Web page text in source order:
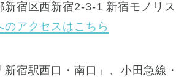
新宿区西新宿2-3-1 新宿モノリ
のアクセスはこちら
新宿駅西口・南口」、小田急